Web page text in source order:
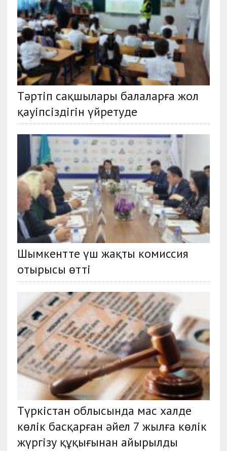
Тәртіп сақшылары балаларға жол
қауіпсіздігін үйретуде
Шымкентте үш жақты комиссия
отырысы өтті
Түркістан облысында мас халде
көлік басқарған әйел 7 жылға көлік
жүргізу құқығынан айырылды